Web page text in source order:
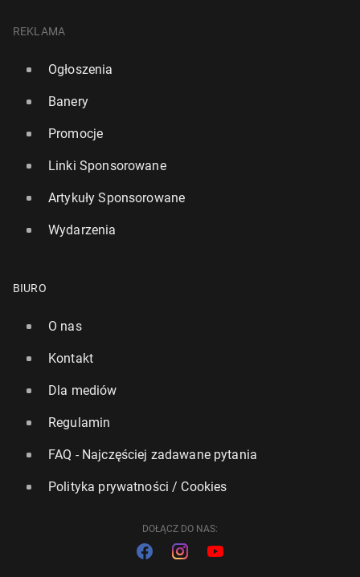
REKLAMA
Ogłoszenia
Banery
Promocje
Linki Sponsorowane
Artykuły Sponsorowane
Wydarzenia
BIURO
O nas
Kontakt
Dla mediów
Regulamin
FAQ - Najczęściej zadawane pytania
Polityka prywatności / Cookies
DOŁĄCZ DO NAS: